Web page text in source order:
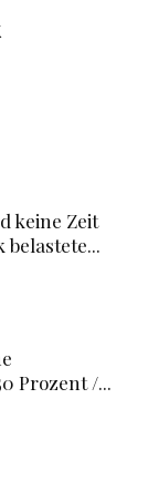
keine Zeit
Prozent /...